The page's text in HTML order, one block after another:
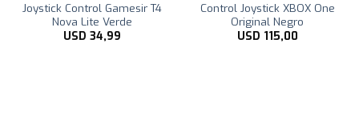
Joystick Control Gamesir T4
Nova Lite Verde
USD 34,99
Control Joystick XBOX One
Original Negro
USD 115,00